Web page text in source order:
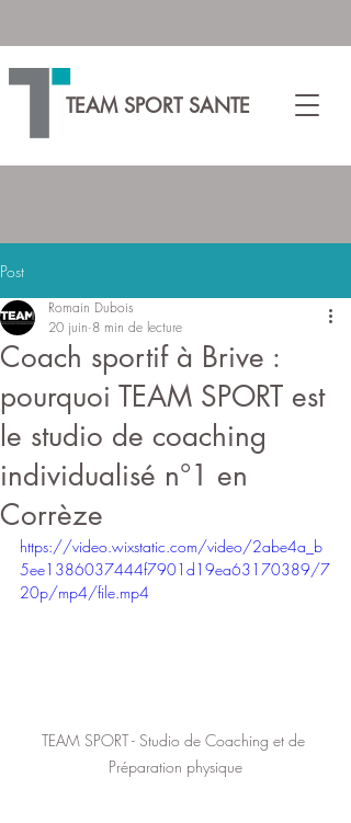
TEAM SPORT SANTE
Post
Coach sportif à Brive :
pourquoi TEAM SPORT est
le studio de coaching
individualisé n°1 en
Corrèze
Romain Dubois
20 juin 8 min de lecture
https://video.wixstatic.com/video/2abe4a_b
5ee1386037444f7901d19ea63170389/7
20p/mp4/file.mp4
TEAM SPORT - Studio de Coaching et de
Préparation physique